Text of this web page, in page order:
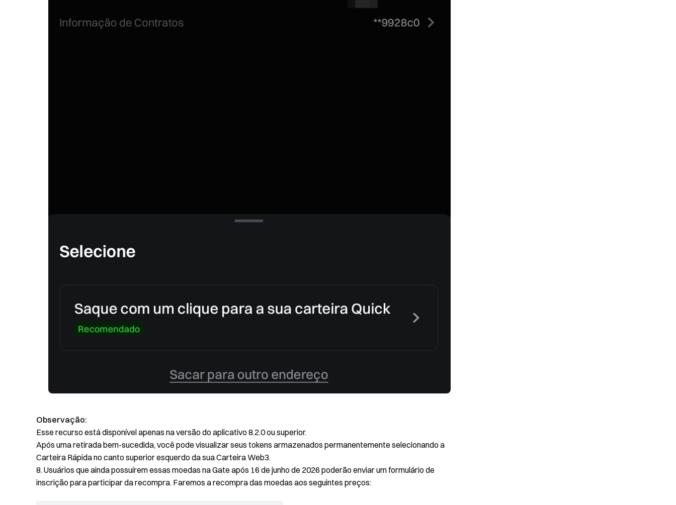
Observação:
Esse recurso está disponível apenas na versão do aplicativo 8.2.0 ou superior.
Após uma retirada bem-sucedida, você pode visualizar seus tokens armazenados permanentemente selecionando a
Carteira Rápida no canto superior esquerdo da sua Carteira Web3.
8. Usuários que ainda possuírem essas moedas na Gate após 16 de junho de 2026 poderão enviar um formulário de
inscrição para participar da recompra. Faremos a recompra das moedas aos seguintes preços: